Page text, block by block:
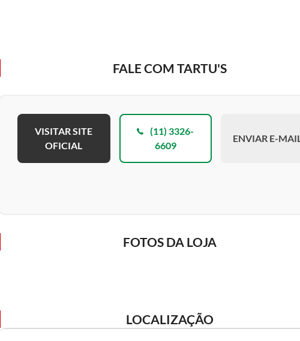
FALE COM TARTU'S
VISITAR SITE
OFICIAL
(11) 3326-
6609
ENVIAR E-
FOTOS DA LOJA
LOCALIZAÇÃO